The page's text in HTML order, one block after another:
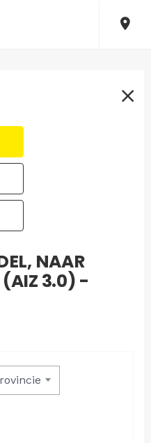
NAAR
(AIZ 3.0) -